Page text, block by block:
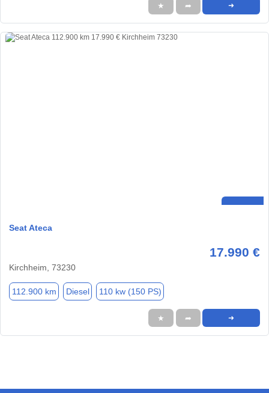
★ ➦ ➜
Seat Ateca
17.990 €
Kirchheim, 73230
112.900 km Diesel 110 kw (150 PS)
★ ➦ ➜